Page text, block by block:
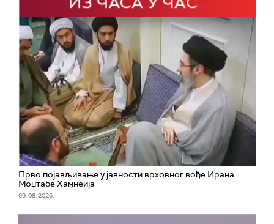
Прво појављивање у јавности врховног вође Ирана
Моџтабe Хамнеија
09. 08. 2026.